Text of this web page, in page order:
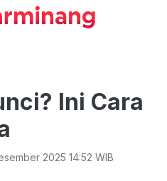
Ini Cara
2025 14:52 WIB